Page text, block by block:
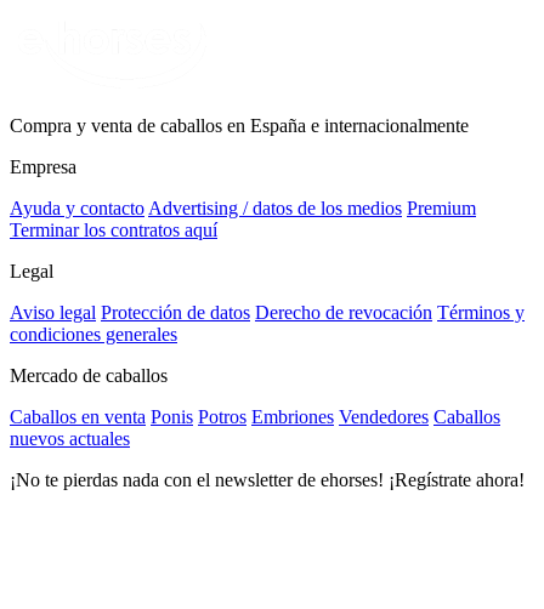
Compra y venta de caballos en España e internacionalmente
Empresa
Ayuda y contacto Advertising / datos de los medios Premium
Terminar los contratos aquí
Legal
Aviso legal Protección de datos Derecho de revocación Términos y
condiciones generales
Mercado de caballos
Caballos en venta Ponis Potros Embriones Vendedores Caballos
nuevos actuales
¡No te pierdas nada con el newsletter de ehorses! ¡Regístrate ahora!